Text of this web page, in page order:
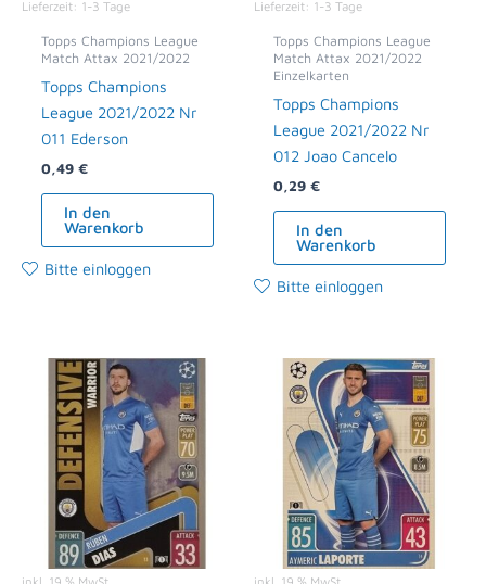
Lieferzeit: 1-3 Tage
Topps Champions League
Match Attax 2021/2022
Topps Champions
League 2021/2022 Nr
011 Ederson
0,49 €
In den
Warenkorb
Bitte einloggen
Lieferzeit: 1-3 Tage
Topps Champions League
Match Attax 2021/2022
Einzelkarten
Topps Champions
League 2021/2022 Nr
012 Joao Cancelo
0,29 €
In den
Warenkorb
Bitte einloggen
inkl. 19 % MwSt.
inkl. 19 % MwSt.